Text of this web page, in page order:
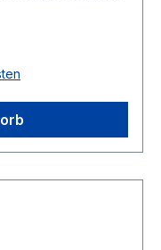
-20 bis